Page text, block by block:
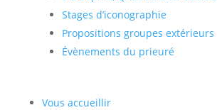
Stages d’iconographie
Propositions groupes extérieurs
Évènements du prieuré
Vous accueillir